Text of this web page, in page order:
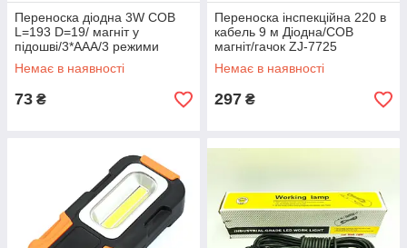
Переноска діодна 3W COB
L=193 D=19/ магніт у
підошві/3*AAА/3 режими
пластик/Q3-LM
Немає в наявності
73 ₴
Переноска інспекційна 220 в
кабель 9 м Діодна/COB
магніт/гачок ZJ-7725
Немає в наявності
297 ₴